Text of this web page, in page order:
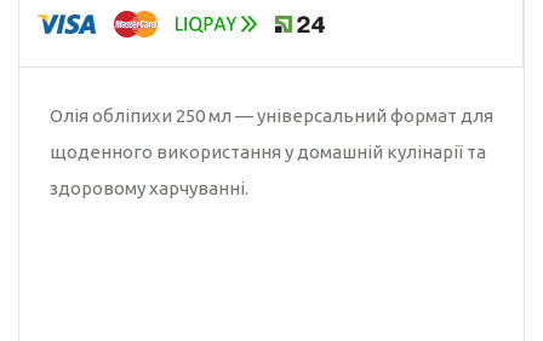
Олія обліпихи 250 мл — універсальний формат для
щоденного використання у домашній кулінарії та
здоровому харчуванні.